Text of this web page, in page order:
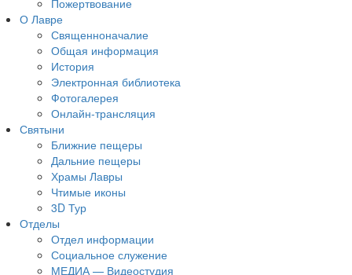
Пожертвование
О Лавре
Священноначалие
Общая информация
История
Электронная библиотека
Фотогалерея
Онлайн-трансляция
Святыни
Ближние пещеры
Дальние пещеры
Храмы Лавры
Чтимые иконы
3D Тур
Отделы
Отдел информации
Социальное служение
МЕДИА — Видеостудия